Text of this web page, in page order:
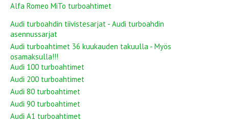
Alfa Romeo MiTo turboahtimet
Audi turboahdin tiivistesarjat - Audi turboahdin
asennussarjat
Audi turboahtimet 36 kuukauden takuulla - Myös
osamaksulla!!!
Audi 100 turboahtimet
Audi 200 turboahtimet
Audi 80 turboahtimet
Audi 90 turboahtimet
Audi A1 turboahtimet